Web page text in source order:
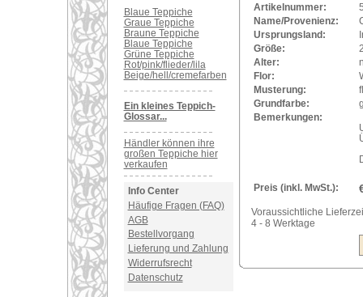
Blaue Teppiche
Graue Teppiche
Braune Teppiche
Blaue Teppiche
Grüne Teppiche
Rot/pink/flieder/lila
Beige/hell/cremefarben
Ein kleines Teppich-
Glossar...
Händler können ihre
großen Teppiche hier
verkaufen
Info Center
Häufige Fragen (FAQ)
AGB
Bestellvorgang
Lieferung und Zahlung
Widerrufsrecht
Datenschutz
Artikelnummer:
Name/Provenienz:
Ursprungsland:
Größe:
Alter:
Flor:
Musterung:
Grundfarbe:
Bemerkungen:
Preis (inkl. MwSt.):
Voraussichtliche
4 - 8 Werktage